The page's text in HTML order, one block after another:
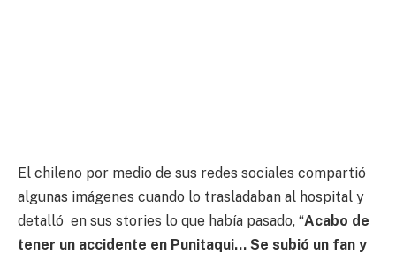
El chileno por medio de sus redes sociales compartió
algunas imágenes cuando lo trasladaban al hospital y
detalló en sus stories lo que había pasado, “Acabo de
tener un accidente en Punitaqui… Se subió un fan y